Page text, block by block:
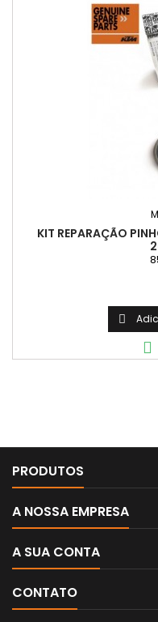
KIT REPARAÇÃO


PRODUTOS
A NOSSA EMPRESA
A SUA CONTA
CONTATO